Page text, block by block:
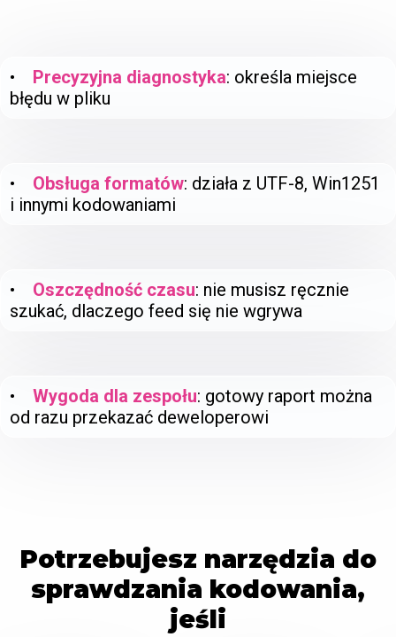
• Precyzyjna diagnostyka: określa miejsce
błędu w pliku
• Obsługa formatów: działa z UTF-8, Win1251
i innymi kodowaniami
• Oszczędność czasu: nie musisz ręcznie
szukać, dlaczego feed się nie wgrywa
• Wygoda dla zespołu: gotowy raport można
od razu przekazać deweloperowi
Potrzebujesz narzędzia do
sprawdzania kodowania,
jeśli